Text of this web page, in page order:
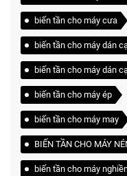
biến tần cho máy cưa
biến tần cho máy dán
biến tần cho máy dán
biến tần cho máy ép
biến tần cho máy may
BIẾN TẦN CHO MÁY
biến tần cho máy